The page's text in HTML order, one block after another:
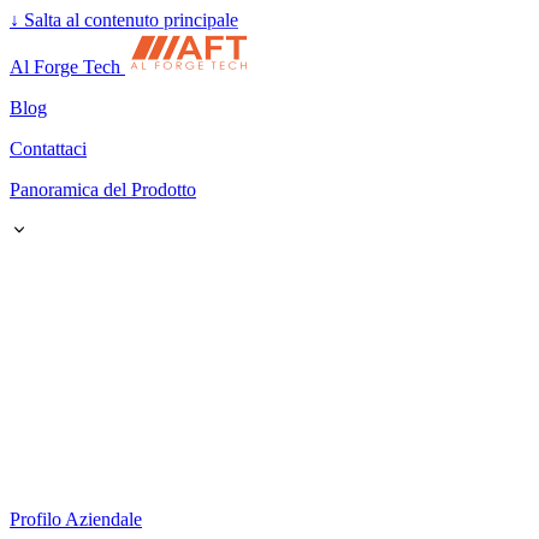
↓ Salta al contenuto principale
Al Forge Tech
Blog
Contattaci
Panoramica del Prodotto
Profilo Aziendale